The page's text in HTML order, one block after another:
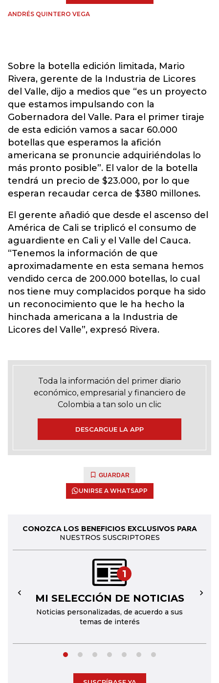
ANDRÉS QUINTERO VEGA
Sobre la botella edición limitada, Mario
Rivera, gerente de la Industria de Licores
del Valle, dijo a medios que “es un proyecto
que estamos impulsando con la
Gobernadora del Valle. Para el primer tiraje
de esta edición vamos a sacar 60.000
botellas que esperamos la afición
americana se pronuncie adquiriéndolas lo
más pronto posible”. El valor de la botella
tendrá un precio de $23.000, por lo que
esperan recaudar cerca de $380 millones.
El gerente añadió que desde el ascenso del
América de Cali se triplicó el consumo de
aguardiente en Cali y el Valle del Cauca.
“Tenemos la información de que
aproximadamente en esta semana hemos
vendido cerca de 200.000 botellas, lo cual
nos tiene muy complacidos porque ha sido
un reconocimiento que le ha hecho la
hinchada americana a la Industria de
Licores del Valle”, expresó Rivera.
Toda la información del primer diario
económico, empresarial y financiero de
Colombia a tan solo un clic
DESCARGUE LA APP
GUARDAR
UNIRSE A WHATSAPP
CONOZCA LOS BENEFICIOS EXCLUSIVOS PARA
NUESTROS SUSCRIPTORES
1
MI SELECCIÓN DE NOTICIAS
Noticias personalizadas, de acuerdo a sus
temas de interés
← →